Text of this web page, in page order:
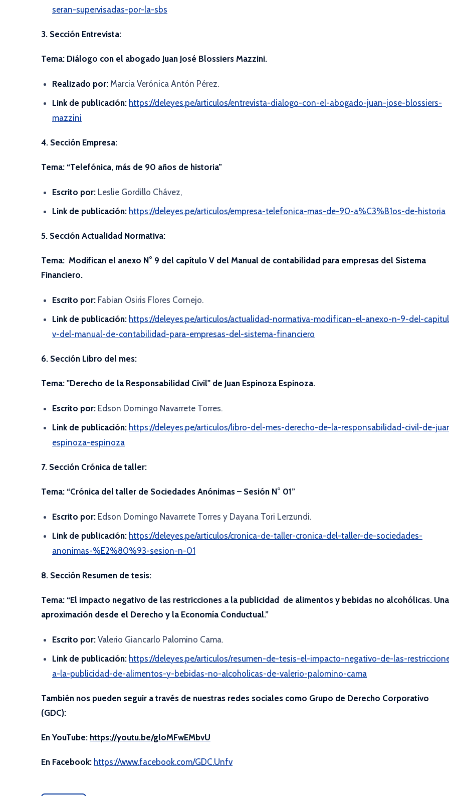
seran-supervisadas-por-la-sbs
3. Sección Entrevista:
Tema: Diálogo con el abogado Juan José Blossiers Mazzini.
Realizado por: Marcia Verónica Antón Pérez.
Link de publicación: https://deleyes.pe/articulos/entrevista-dialogo-con-el-abogado-juan-jose-blossiers-
mazzini
4. Sección Empresa:
Tema: “Telefónica, más de 90 años de historia”
Escrito por: Leslie Gordillo Chávez,
Link de publicación: https://deleyes.pe/articulos/empresa-telefonica-mas-de-90-a%C3%B1os-de-historia
5. Sección Actualidad Normativa:
Tema: Modifican el anexo N° 9 del capítulo V del Manual de contabilidad para empresas del Sistema
Financiero.
Escrito por: Fabian Osiris Flores Cornejo.
Link de publicación: https://deleyes.pe/articulos/actualidad-normativa-modifican-el-anexo-n-9-del-
v-del-manual-de-contabilidad-para-empresas-del-sistema-financiero
6. Sección Libro del mes:
Tema: "Derecho de la Responsabilidad Civil" de Juan Espinoza Espinoza.
Escrito por: Edson Domingo Navarrete Torres.
Link de publicación: https://deleyes.pe/articulos/libro-del-mes-derecho-de-la-responsabilidad-civil-de-
espinoza-espinoza
7. Sección Crónica de taller:
Tema: “Crónica del taller de Sociedades Anónimas – Sesión N° 01”
Escrito por: Edson Domingo Navarrete Torres y Dayana Tori Lerzundi.
Link de publicación: https://deleyes.pe/articulos/cronica-de-taller-cronica-del-taller-de-sociedades-
anonimas-%E2%80%93-sesion-n-01
8. Sección Resumen de tesis:
Tema: “El impacto negativo de las restricciones a la publicidad de alimentos y bebidas no alcohólicas. Una
aproximación desde el Derecho y la Economía Conductual.”
Escrito por: Valerio Giancarlo Palomino Cama.
Link de publicación: https://deleyes.pe/articulos/resumen-de-tesis-el-impacto-negativo-de-las-
a-la-publicidad-de-alimentos-y-bebidas-no-alcoholicas-de-valerio-palomino-cama
También nos pueden seguir a través de nuestras redes sociales como Grupo de Derecho Corporativo
(GDC):
En YouTube: https://youtu.be/gloMFwEMbvU
En Facebook: https://www.facebook.com/GDC.Unfv